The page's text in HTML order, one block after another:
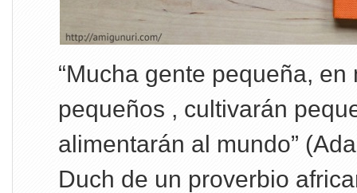
“Mucha gente pequeña,
pequeños , cultivarán
alimentarán al mundo”
Duch de un proverbio